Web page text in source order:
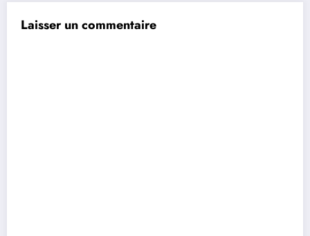
Laisser un commentaire